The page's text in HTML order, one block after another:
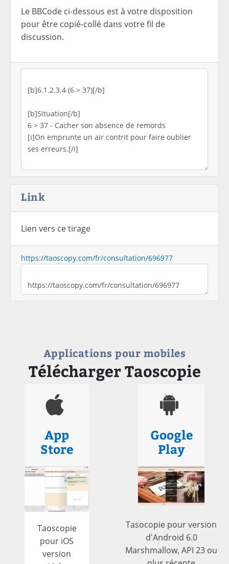
Le BBCode ci-dessous est à votre disposition
pour être copié-collé dans votre fil de
discussion.
Link
Lien vers ce tirage
https://taoscopy.com/fr/consultation/696977
Applications pour mobiles
Télécharger Taoscopie
App
Store
Taoscopie
pour iOS
version
Google
Play
Tasocopie pour version
d'Android 6.0
Marshmallow, API 23 ou